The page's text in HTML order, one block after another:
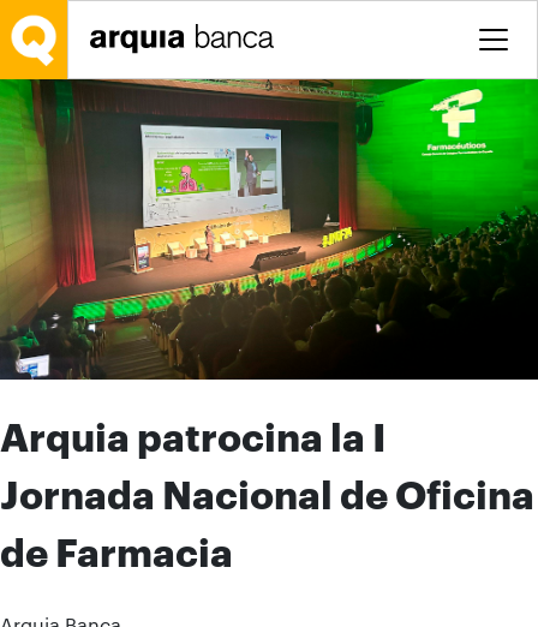
Saltar al contenido principal
Arquia patrocina la I
Jornada Nacional de Oficina
de Farmacia